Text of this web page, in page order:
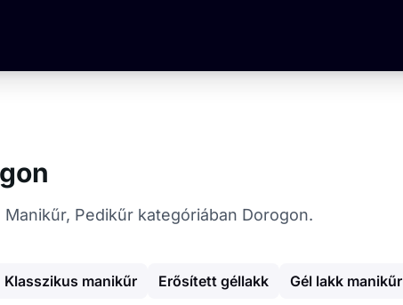
Pedikűr kategóriában Dorogon.
Klasszikus manikűr Erősített géllakk Gél lakk manikűr